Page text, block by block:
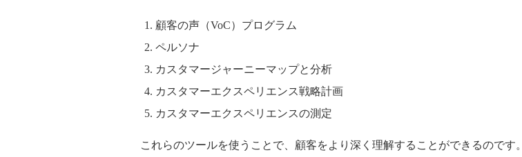
顧客の声（VoC）プログラム
ペルソナ
カスタマージャーニーマップと分析
カスタマーエクスペリエンス戦略計画
カスタマーエクスペリエンスの測定
これらのツールを使うことで、顧客をより深く理解することができるのです。